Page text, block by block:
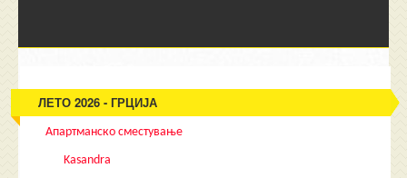
ЛЕТО 2026 - ГРЦИЈА
Апартманско сместување
Kasandra